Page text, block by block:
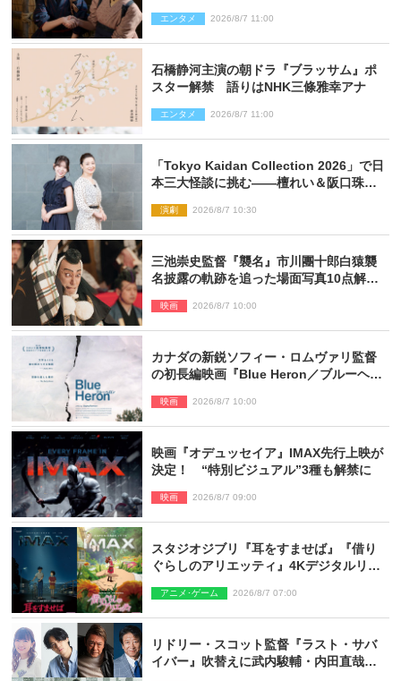
エンタメ 2026/8/7 11:00
石橋静河主演の朝ドラ『ブラッサム』ポ
スター解禁 語りはNHK三條雅幸アナ
エンタメ 2026/8/7 11:00
「Tokyo Kaidan Collection 2026」で日
本三大怪談に挑む――檀れい＆阪口珠美
演劇 2026/8/7 10:30
三池崇史監督『襲名』市川團十郎白猿襲
名披露の軌跡を追った場面写真10点解
映画 2026/8/7 10:00
カナダの新鋭ソフィー・ロムヴァリ監督
の初長編映画『Blue Heron／ブルーヘロ
映画 2026/8/7 10:00
映画『オデュッセイア』IMAX先行上映が
決定！ “特別ビジュアル”3種も解禁に
映画 2026/8/7 09:00
スタジオジブリ『耳をすませば』『借り
ぐらしのアリエッティ』4Kデジタルリマ
アニメ･ゲーム 2026/8/7 07:00
リドリー・スコット監督『ラスト・サバ
イバー』吹替えに武内駿輔・内田直哉・